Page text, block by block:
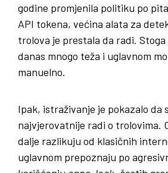
godine promjenila politiku po
API tokena, većina alata za
trolova je prestala da radi.
danas mnogo teža i uglavnom
manuelno.
Ipak, istraživanje je pokazalo da
najvjerovatnije radi o trolovima.
dalje razlikuju od klasičnih
uglavnom prepoznaju po